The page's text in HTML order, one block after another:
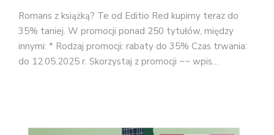
Romans z książką? Te od Editio Red kupimy teraz do
35% taniej. W promocji ponad 250 tytułów, między
innymi: * Rodzaj promocji: rabaty do 35% Czas trwania:
do 12.05.2025 r. Skorzystaj z promocji ~~ wpis…